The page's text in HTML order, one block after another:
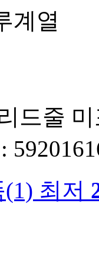
계열
드줄
(1) 최저